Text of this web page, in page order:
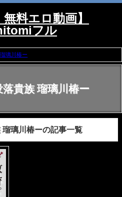
無料エロ動画】
フル
璃川椿ー
貴族 瑠璃川椿ー
瑠璃川椿ーの記事一覧